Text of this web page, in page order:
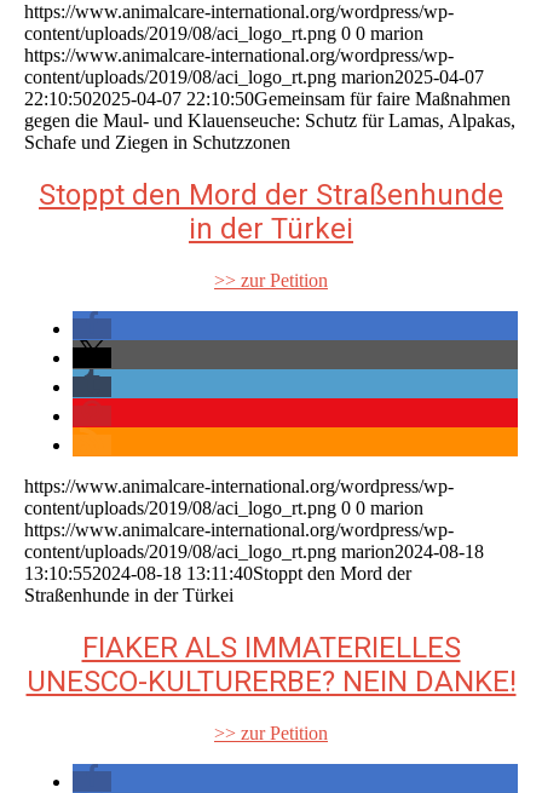
https://www.animalcare-international.org/wordpress/wp-
content/uploads/2019/08/aci_logo_rt.png 0 0 marion
https://www.animalcare-international.org/wordpress/wp-
content/uploads/2019/08/aci_logo_rt.png marion2025-04-07
22:10:502025-04-07 22:10:50Gemeinsam für faire Maßnahmen
gegen die Maul- und Klauenseuche: Schutz für Lamas, Alpakas,
Schafe und Ziegen in Schutzzonen
Stoppt den Mord der Straßenhunde
in der Türkei
>> zur Petition
https://www.animalcare-international.org/wordpress/wp-
content/uploads/2019/08/aci_logo_rt.png 0 0 marion
https://www.animalcare-international.org/wordpress/wp-
content/uploads/2019/08/aci_logo_rt.png marion2024-08-18
13:10:552024-08-18 13:11:40Stoppt den Mord der
Straßenhunde in der Türkei
FIAKER ALS IMMATERIELLES
UNESCO-KULTURERBE? NEIN DANKE!
>> zur Petition